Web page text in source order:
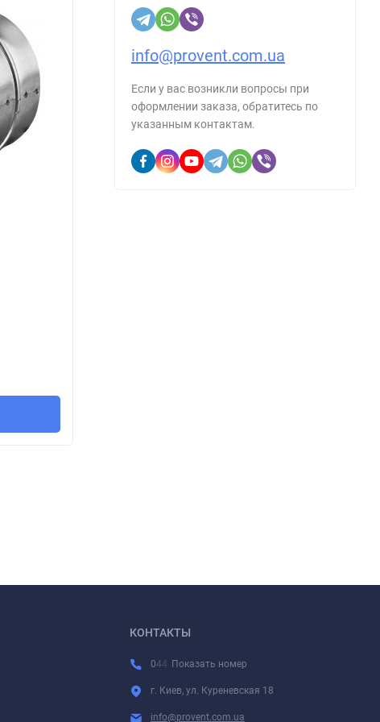
info@provent.com.ua
Если у вас возникли вопросы при
оформлении заказа, обратитесь по
указанным контактам.
КОНТАКТЫ
044 Показать номер
г. Киев, ул. Куреневская 18
info@provent.com.ua